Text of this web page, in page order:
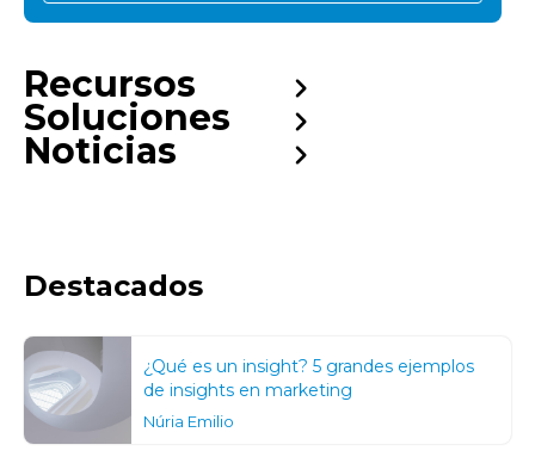
Recursos
Soluciones
Noticias
Destacados
¿Qué es un insight? 5 grandes ejemplos
de insights en marketing
Núria Emilio